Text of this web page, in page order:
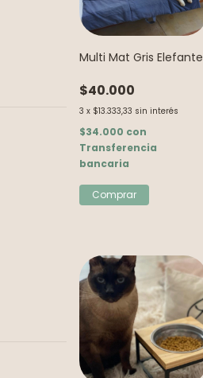
Multi Mat Gris Elefante
$40.000
3 x $13.333,33 sin interés
$34.000 con
Transferencia
bancaria
Comprar